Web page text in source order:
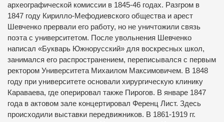
археографической комиссии в 1845-46 годах. Разгром в
1847 году Кирилло-Мефодиевского общества и арест
Шевченко прервали его работу, но не уничтожили связь
поэта с университетом. После увольнения Шевченко
написал «Букварь Южнорусский» для воскресных школ,
занимался его распространением, переписывался с первым
ректором Университета Михаилом Максимовичем. В 1848
году при университете основали хирургическую клинику
Караваева, где оперировал также Пирогов. В январе 1847
года в актовом зале концертировал Ференц Лист. Здесь
происходили выставки передвижников. В 1861-1919 гг.